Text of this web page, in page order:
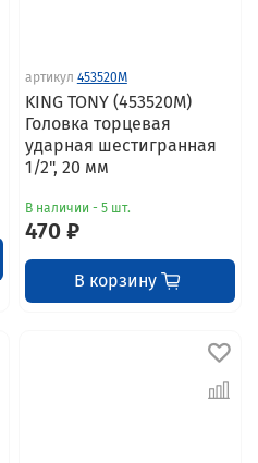
артикул 453520M
KING TONY (453520M)
Головка торцевая
ударная шестигранная
1/2", 20 мм
В наличии - 5 шт.
470 ₽
В корзину